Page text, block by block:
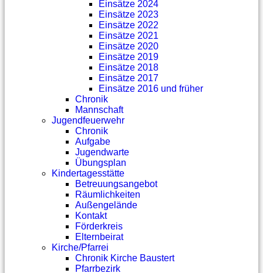
Einsätze 2024
Einsätze 2023
Einsätze 2022
Einsätze 2021
Einsätze 2020
Einsätze 2019
Einsätze 2018
Einsätze 2017
Einsätze 2016 und früher
Chronik
Mannschaft
Jugendfeuerwehr
Chronik
Aufgabe
Jugendwarte
Übungsplan
Kindertagesstätte
Betreuungsangebot
Räumlichkeiten
Außengelände
Kontakt
Förderkreis
Elternbeirat
Kirche/Pfarrei
Chronik Kirche Baustert
Pfarrbezirk